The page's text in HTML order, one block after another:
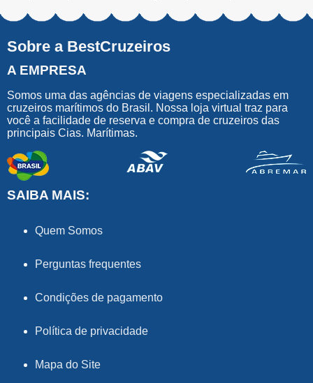
Sobre a BestCruzeiros
A EMPRESA
Somos uma das agências de viagens especializadas em
cruzeiros marítimos do Brasil. Nossa loja virtual traz para
você a facilidade de reserva e compra de cruzeiros das
principais Cias. Marítimas.
SAIBA MAIS:
Quem Somos
Perguntas frequentes
Condições de pagamento
Política de privacidade
Mapa do Site